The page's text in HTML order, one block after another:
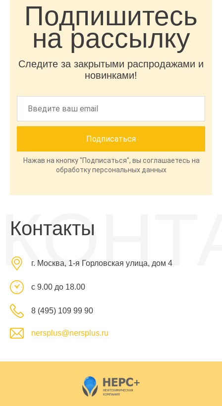
Подпишитесь
на рассылку
Следите за закрытыми распродажами и
новинками!
Нажав на кнопку "Подписаться", вы соглашаетесь на
обработку персональных данных
Контакты
г. Москва, 1-я Горловская улица, дом 4
с 9.00 до 18.00
8 (495) 109 99 90
nersplus@nersplus.ru